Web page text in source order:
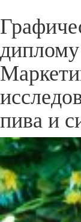
пива и